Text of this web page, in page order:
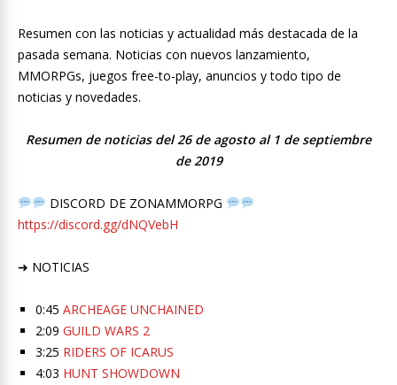
Resumen con las noticias y actualidad más destacada de la
pasada semana. Noticias con nuevos lanzamiento,
MMORPGs, juegos free-to-play, anuncios y todo tipo de
noticias y novedades.
Resumen de noticias del 26 de agosto al 1 de septiembre
de 2019
DISCORD DE ZONAMMORPG
https://discord.gg/dNQVebH
➜ NOTICIAS
0:45 ARCHEAGE UNCHAINED
2:09 GUILD WARS 2
3:25 RIDERS OF ICARUS
4:03 HUNT SHOWDOWN